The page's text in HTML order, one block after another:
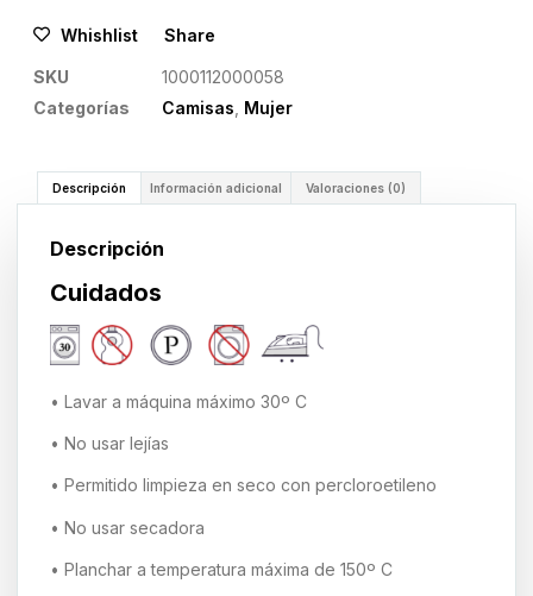
Whishlist Share
SKU
1000112000058
Categorías
Camisas Mujer
Descripción Información adicional Valoraciones (0)
Descripción
Cuidados
• Lavar a máquina máximo 30º C
• No usar lejías
• Permitido limpieza en seco con percloroetileno
• No usar secadora
• Planchar a temperatura máxima de 150º C